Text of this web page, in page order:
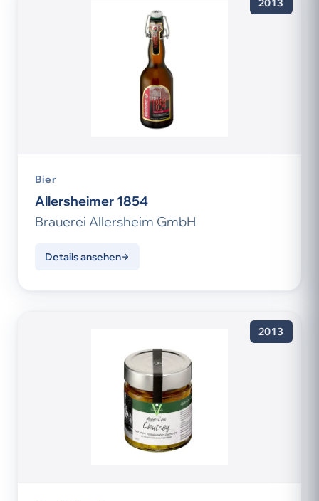
2013
Bier
Allersheimer 1854
Brauerei Allersheim GmbH
Details ansehen
2013